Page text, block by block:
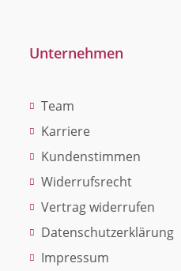
Unternehmen
Team
Karriere
Kundenstimmen
Widerrufsrecht
Vertrag widerrufen
Datenschutzerklärung
Impressum